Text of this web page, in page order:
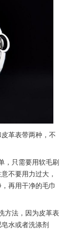
革表带两种，不
只需要用软毛刷
不要用力过大，
再用干净的毛巾
法，因为皮革表
水或者洗涤剂